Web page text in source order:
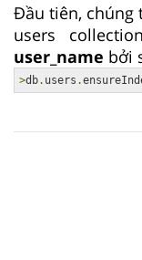
Đầu tiên, chúng
users
user_name bởi
>db. users .